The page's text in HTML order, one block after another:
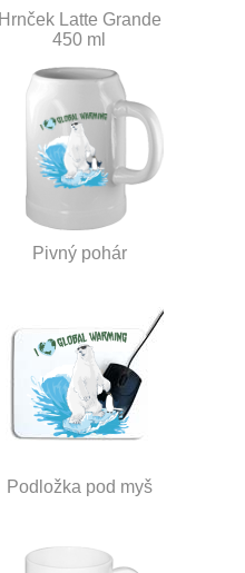
Hrnček Latte Grande
450 ml
Pivný pohár
Podložka pod myš